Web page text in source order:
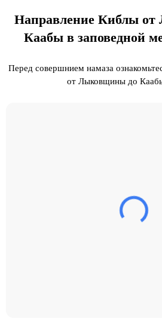
Направление Киблы
Каабы в заповедной
Перед совершнием намаза
от Лыковщины до